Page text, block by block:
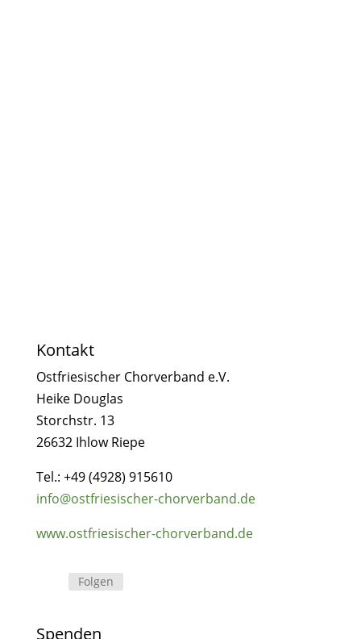
Kontakt
Ostfriesischer Chorverband e.V.
Heike Douglas
Storchstr. 13
26632 Ihlow Riepe
Tel.: +49 (4928) 915610
info@ostfriesischer-chorverband.de
www.ostfriesischer-chorverband.de
Folgen
Spenden